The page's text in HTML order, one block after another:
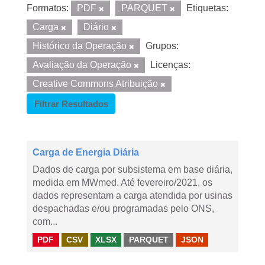
Formatos: PDF PARQUET
Etiquetas:
Carga
Diário
Histórico da Operação
Grupos:
Avaliação da Operação
Licenças:
Creative Commons Atribuição
Filtrar Resultados
Carga de Energia Diária
Dados de carga por subsistema em base diária,
medida em MWmed. Até fevereiro/2021, os
dados representam a carga atendida por usinas
despachadas e/ou programadas pelo ONS,
com...
PDF CSV XLSX PARQUET JSON